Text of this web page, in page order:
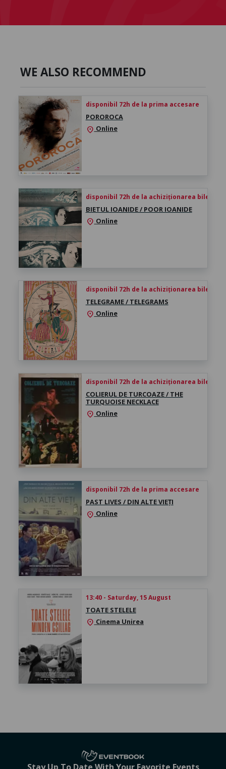
WE ALSO RECOMMEND
disponibil 72h de la prima accesare
POROROCA
location_on Online
disponibil 72h de la achiziționarea biletului
BIETUL IOANIDE / POOR IOANIDE
location_on Online
disponibil 72h de la achiziționarea biletului
TELEGRAME / TELEGRAMS
location_on Online
disponibil 72h de la achiziționarea biletului
COLIERUL DE TURCOAZE / THE
TURQUOISE NECKLACE
location_on Online
disponibil 72h de la prima accesare
PAST LIVES / DIN ALTE VIEȚI
location_on Online
13:40 - Saturday, 15 August
TOATE STELELE
location_on Cinema Unirea